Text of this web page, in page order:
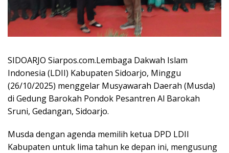
SIDOARJO Siarpos.com.Lembaga Dakwah Islam
Indonesia (LDII) Kabupaten Sidoarjo, Minggu
(26/10/2025) menggelar Musyawarah Daerah (Musda)
di Gedung Barokah Pondok Pesantren Al Barokah
Sruni, Gedangan, Sidoarjo.
Musda dengan agenda memilih ketua DPD LDII
Kabupaten untuk lima tahun ke depan ini, mengusung